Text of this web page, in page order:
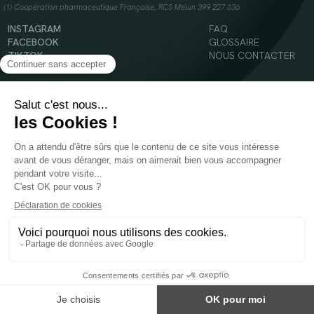
(1) Coopération pharmaceutique Française, RCS Melun 399 227 636
INSTAGRAM
FACEBOOK
TIKTOK
YOUTUBE
FAQ
GLOSSAIRE
NOUS CONTACTER
© 2024 Oenobiol Paris
Mentions légales
Politique en matière de cookies
POUR VOTRE SANTÉ, MANGEZ AU MOINS CINQ FRUITS ET LÉGUMES PAR JOUR -
Les complément alimentaires doivent être utilisés dans le cadre d'un mode de vie sain et
ne pas être utilisés comme substituts d'un régimes alimentaire varié et équilibré.